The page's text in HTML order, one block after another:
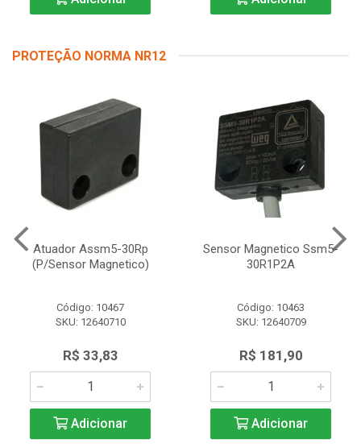
PROTEÇÃO NORMA NR12
Atuador Assm5-30Rp
(P/Sensor Magnetico)
Código: 10467
SKU: 12640710
R$ 33,83
Adicionar
Sensor Magnetico Ssm5-
30R1P2A
Código: 10463
SKU: 12640709
R$ 181,90
Adicionar